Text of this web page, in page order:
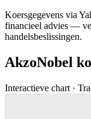
Koersgegevens via
financieel advies —
handelsbeslissingen.
AkzoNobel
Interactieve chart ·